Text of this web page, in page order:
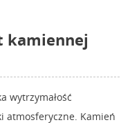
kamiennej
wytrzymałość
atmosferyczne. Kamień